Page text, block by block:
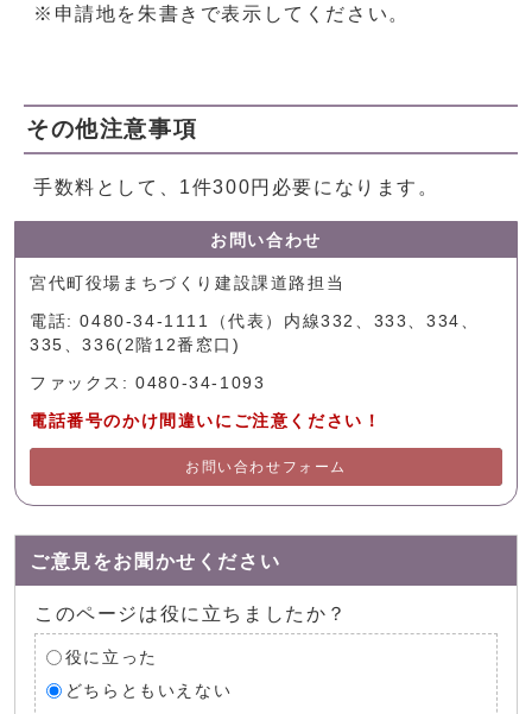
※申請地を朱書きで表示してください。
その他注意事項
手数料として、1件300円必要になります。
お問い合わせ
宮代町役場まちづくり建設課道路担当
電話: 0480-34-1111（代表）内線332、333、334、
335、336(2階12番窓口)
ファックス: 0480-34-1093
電話番号のかけ間違いにご注意ください！
お問い合わせフォーム
ご意見をお聞かせください
このページは役に立ちましたか？
役に立った
どちらともいえない